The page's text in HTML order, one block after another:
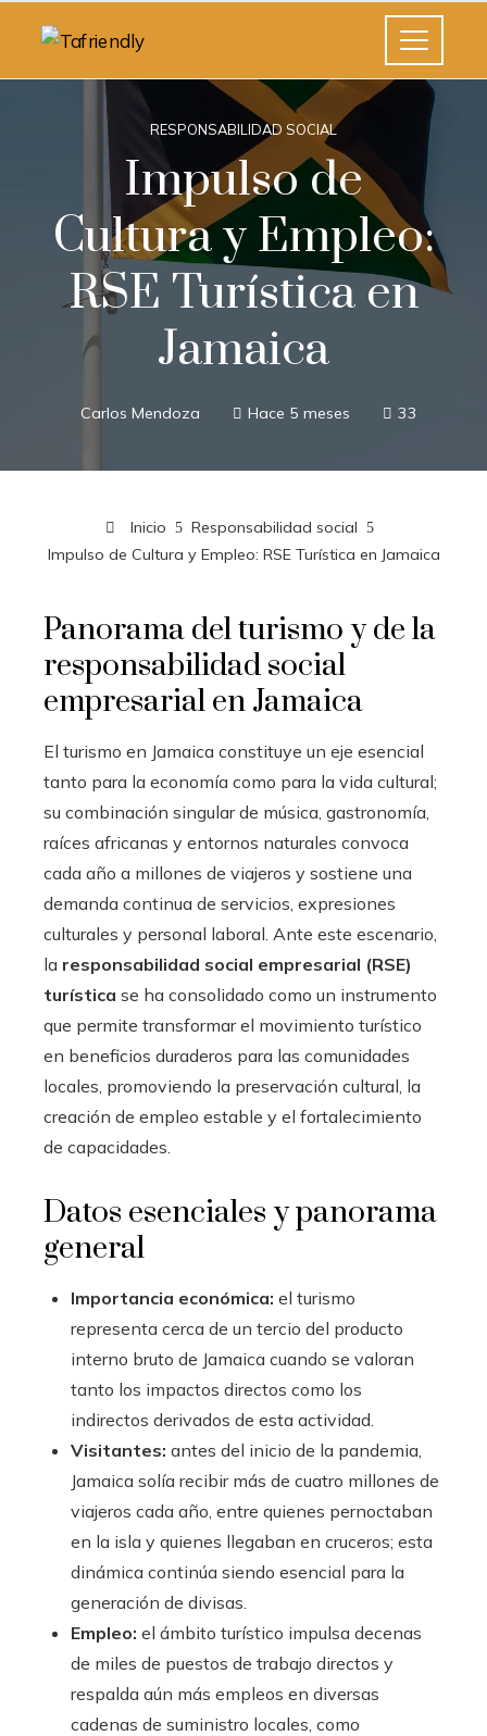
RESPONSABILIDAD SOCIAL
Impulso de
Cultura y Empleo:
RSE Turística en
Jamaica
Carlos Mendoza Hace 5 meses 33
Inicio
Responsabilidad social
Impulso de Cultura y Empleo: RSE Turística en Jamaica
Panorama del turismo y de la
responsabilidad social
empresarial en Jamaica
El turismo en Jamaica constituye un eje esencial
tanto para la economía como para la vida cultural;
su combinación singular de música, gastronomía,
raíces africanas y entornos naturales convoca
cada año a millones de viajeros y sostiene una
demanda continua de servicios, expresiones
culturales y personal laboral. Ante este escenario,
la responsabilidad social empresarial (RSE)
turística se ha consolidado como un instrumento
que permite transformar el movimiento turístico
en beneficios duraderos para las comunidades
locales, promoviendo la preservación cultural, la
creación de empleo estable y el fortalecimiento
de capacidades.
Datos esenciales y panorama
general
Importancia económica: el turismo
representa cerca de un tercio del producto
interno bruto de Jamaica cuando se valoran
tanto los impactos directos como los
indirectos derivados de esta actividad.
Visitantes: antes del inicio de la pandemia,
Jamaica solía recibir más de cuatro millones de
viajeros cada año, entre quienes pernoctaban
en la isla y quienes llegaban en cruceros; esta
dinámica continúa siendo esencial para la
generación de divisas.
Empleo: el ámbito turístico impulsa decenas
de miles de puestos de trabajo directos y
respalda aún más empleos en diversas
cadenas de suministro locales, como